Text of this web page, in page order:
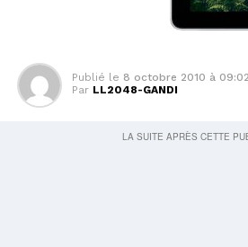
Publié le 8 octobre 2010 à 09:02
Par LL2048-GANDI